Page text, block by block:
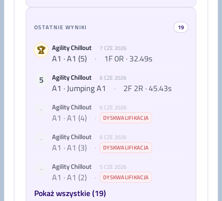
OSTATNIE WYNIKI 19
🏆 Agility Chillout 7 CZE 2026
A1 · A1 (5) ·
1F 0R · 32.49s
5
Agility Chillout 6 CZE 2026
A1 · Jumping A1 · 2F 2R · 45.43s
- Agility Chillout 6 CZE 2026
A1 · A1 (4) · DYSKWALIFIKACJA
- Agility Chillout 6 CZE 2026
A1 · A1 (3) · DYSKWALIFIKACJA
- Agility Chillout 5 CZE 2026
A1 · A1 (2) · DYSKWALIFIKACJA
Pokaż wszystkie (19)